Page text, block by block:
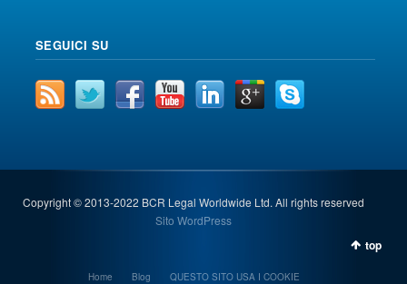
SEGUICI SU
Copyright © 2013-2022 BCR Legal Worldwide Ltd. All rights reserved
Sito WordPress
top
Home Blog QUESTO SITO USA I COOKIE